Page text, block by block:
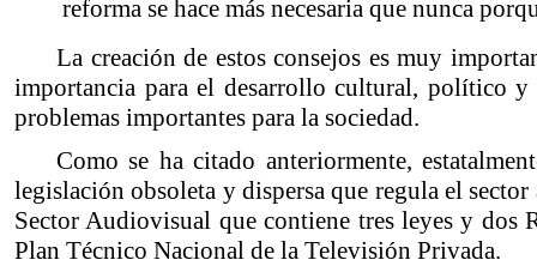
reforma se hace más necesaria que nunca
La creación de estos consejos es muy
importancia para el desarrollo cultural, político
problemas importantes para la sociedad.
Como se ha citado anteriormente,
legislación obsoleta y dispersa que regula el
Sector Audiovisual que contiene tres leyes y
Plan Técnico Nacional de la Televisión Privada.